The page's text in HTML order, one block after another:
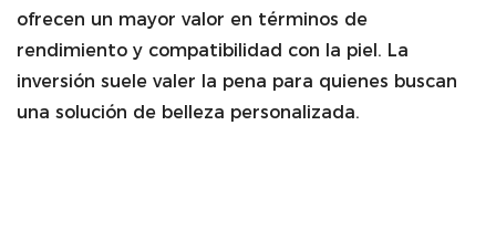
ofrecen un mayor valor en términos de
rendimiento y compatibilidad con la piel. La
inversión suele valer la pena para quienes buscan
una solución de belleza personalizada.